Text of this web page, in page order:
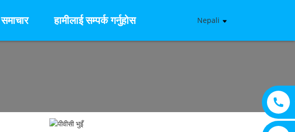
समाचार हामीलाई सम्पर्क गर्नुहोस Nepali